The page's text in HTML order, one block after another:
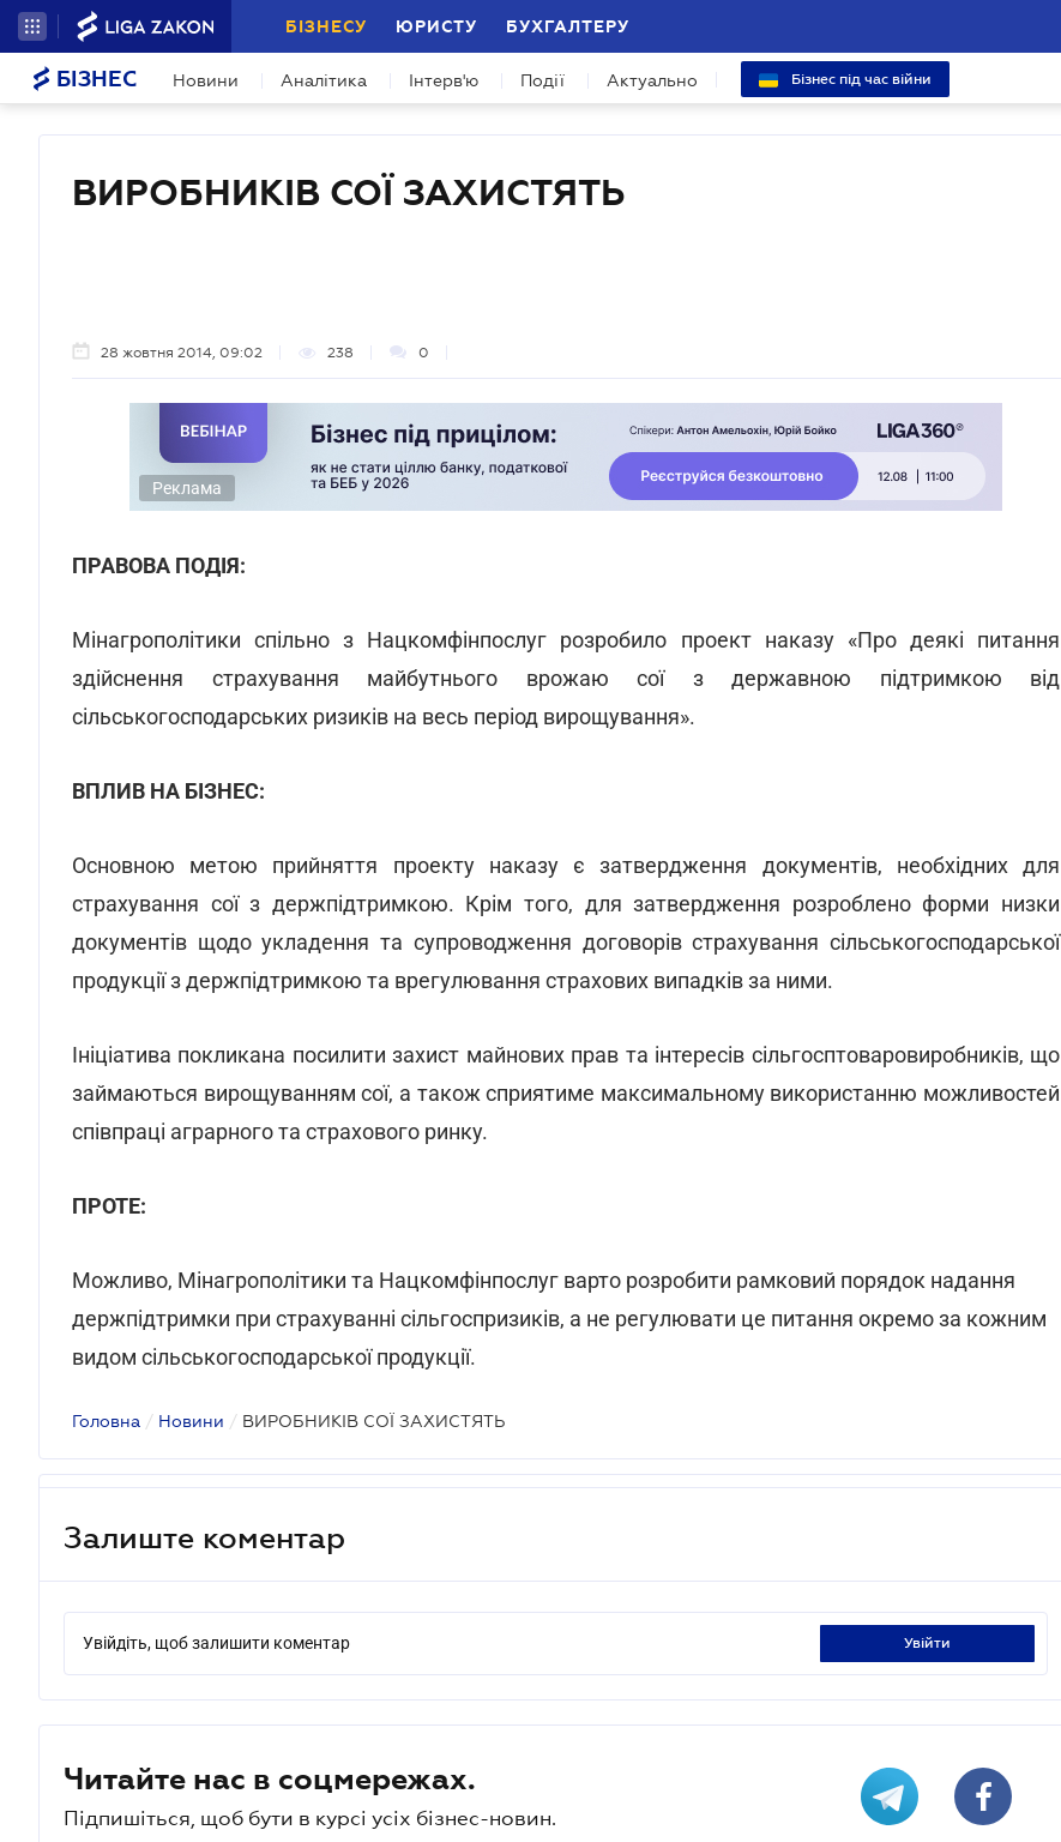
БІЗНЕСУ ЮРИСТУ БУХГАЛТЕРУ
БІЗНЕС Новини Аналітика Інтерв'ю Події Актуально Бізнес під час війни
ВИРОБНИКІВ СОЇ ЗАХИСТЯТЬ
28 жовтня 2014, 09:02 238 0
Реклама
ПРАВОВА ПОДІЯ:
Мінагрополітики спільно з Нацкомфінпослуг розробило проект наказу «Про деякі питання
здійснення страхування майбутнього врожаю сої з державною підтримкою від
сільськогосподарських ризиків на весь період вирощування».
ВПЛИВ НА БІЗНЕС:
Основною метою прийняття проекту наказу є затвердження документів, необхідних для
страхування сої з держпідтримкою. Крім того, для затвердження розроблено форми низки
документів щодо укладення та супроводження договорів страхування сільськогосподарської
продукції з держпідтримкою та врегулювання страхових випадків за ними.
Ініціатива покликана посилити захист майнових прав та інтересів сільгосптоваровиробників, що
займаються вирощуванням сої, а також сприятиме максимальному використанню можливостей
співпраці аграрного та страхового ринку.
ПРОТЕ:
Можливо, Мінагрополітики та Нацкомфінпослуг варто розробити рамковий порядок надання
держпідтримки при страхуванні сільгоспризиків, а не регулювати це питання окремо за кожним
видом сільськогосподарської продукції.
Головна / Новини / ВИРОБНИКІВ СОЇ ЗАХИСТЯТЬ
Залиште коментар
Увійдіть, щоб залишити коментар увійти
Читайте нас в соцмережах.
Підпишіться, щоб бути в курсі усіх бізнес-новин.